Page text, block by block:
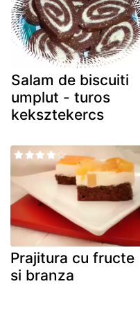
Salam de biscuiti
umplut - turos
keksztekercs
Prajitura cu fructe
si branza